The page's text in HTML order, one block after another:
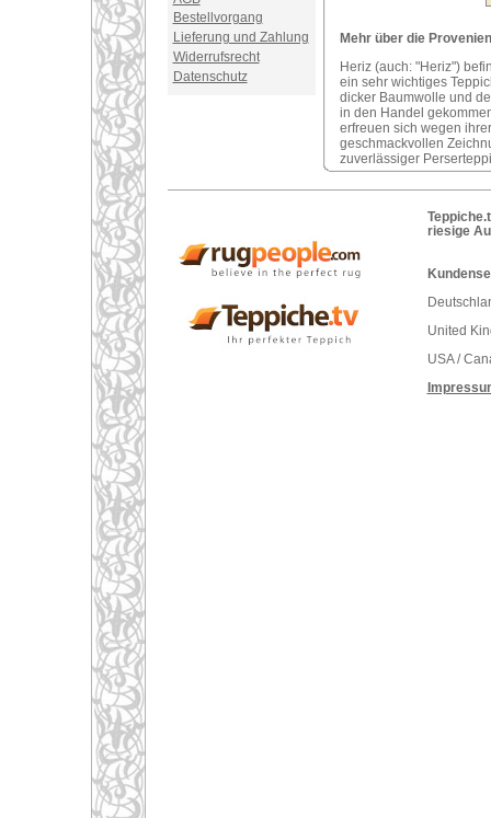
Bestellvorgang
Lieferung und Zahlung
Widerrufsrecht
Datenschutz
Mehr über die
Heriz (auch: "Heriz")
ein sehr wichtiges
dicker Baumwolle und
in den Handel
erfreuen sich wegen
geschmackvollen
zuverlässiger
riesige
United
USA /